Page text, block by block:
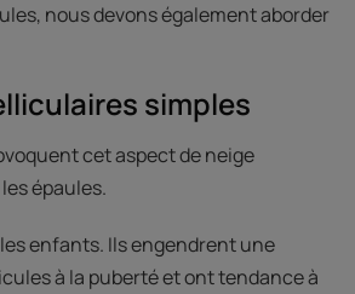
nous devons également aborder
simples
cet aspect de neige
épaules.
enfants. Ils engendrent une
à la puberté et ont tendance à